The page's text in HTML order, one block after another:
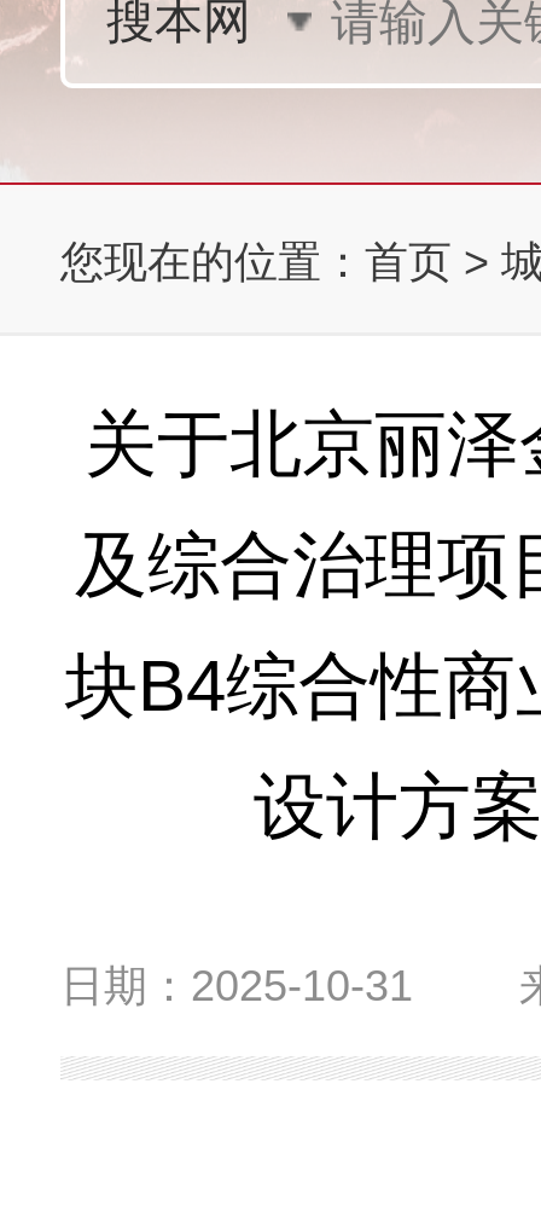
您现在的位置： 首页 >
关于北京丽
及综合治理项
块B4综合性
设计方
日期： 2025-10-31